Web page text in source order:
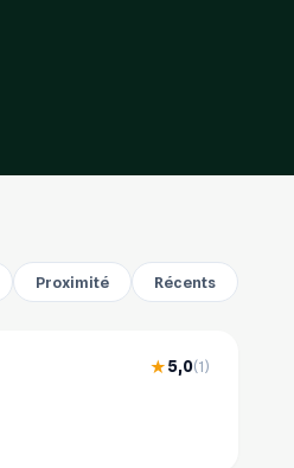
Proximité Récents
★5,0(1)